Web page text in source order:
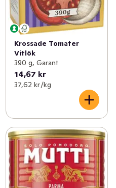
Krossade Tomater
Vitlök
390 g, Garant
14,67 kr
37,62 kr /kg